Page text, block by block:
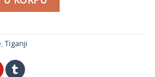
,Tiganji